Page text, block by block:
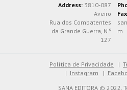
m
Address: 3810-087
Aveiro
Rua dos Combatentes
da Grande Guerra, N.º
127
Política de Privacidade
Instagram
SANA EDITORA © 2022.